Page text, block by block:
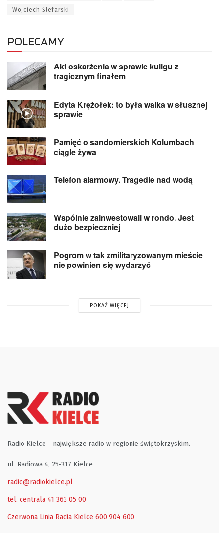
Wojciech Ślefarski
POLECAMY
Akt oskarżenia w sprawie kuligu z
tragicznym finałem
Edyta Krężołek: to była walka w słusznej
sprawie
Pamięć o sandomierskich Kolumbach
ciągle żywa
Telefon alarmowy. Tragedie nad wodą
Wspólnie zainwestowali w rondo. Jest
dużo bezpieczniej
Pogrom w tak zmilitaryzowanym mieście
nie powinien się wydarzyć
POKAŻ WIĘCEJ
Radio Kielce - największe radio w regionie świętokrzyskim.
ul. Radiowa 4, 25-317 Kielce
radio@radiokielce.pl
tel. centrala 41 363 05 00
Czerwona Linia Radia Kielce 600 904 600